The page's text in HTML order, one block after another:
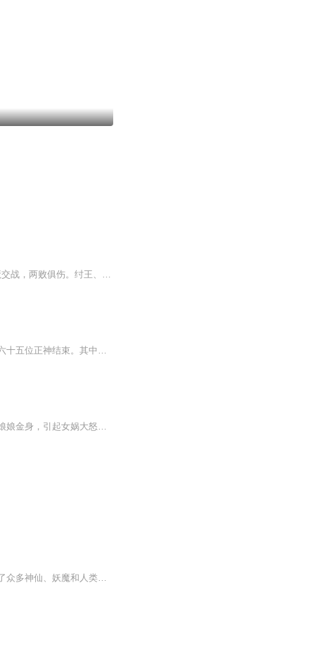
商朝末年，妖孽当道。民不聊生，姜子牙等正义之士揭竿而起，与闻太师率领的众妖魔交战，两败俱伤。纣王、妲己、申公豹等以为西岐自此一蹶不振，整日酒池肉林，荒淫无度，甚至杀害九龙岛四圣、设计陷害杨戬和金光圣母、教唆三宵大摆九曲黄河阵替赵公明报仇，全然不顾黎民百姓之安危、国家社稷之存亡，此时西周势力日渐强大。周文王驾崩，其子姬发继位，成为周武王。武王拜姜子牙为相父，姜子牙正式辅助武王，起兵讨伐商纣，为了对抗姜子牙，妲己、申公豹大摆诛仙阵。放妖界七怪助纣为虐，与西岐掀起一...
内容依托商灭周兴的历史背景，用武王伐纣为时空线索，从女娲降香开书，到姜子牙封三百六十五位正神结束。其中的哪吒闹海、姜子牙下山、文王访贤、三抢封神榜、众仙斗阵斗法等情节，展现了古人丰富的想象力：腾云驾雾、呼风唤雨、搬山移海、撒豆成兵，还有...
封神榜的剧情简介 · · · · · · 纣王（达奇 饰）荒淫无度，竟在拜祭女娲娘娘庙时轻薄女娲娘娘金身，引起女娲大怒，于是冥冥中安排了妖狐前来颠覆纣王江山。妖狐杀死了被选送入宫的美女妲己（傅艺伟 饰），并上了她的身，从此商朝永无安宁。纣王十...
封神榜是中国古代文化中的重要传说之一，也是一部脍炙人口的古代神话小说。故事中讲述了众多神仙、妖魔和人类之间的斗争与纷争，以及他们的命运和封神的过程。《封神榜》的故事起源于中国古代神话传说。在这个故事中，众多神仙和妖魔之间的战争不断，人类...